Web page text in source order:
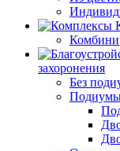
захоронения
Без